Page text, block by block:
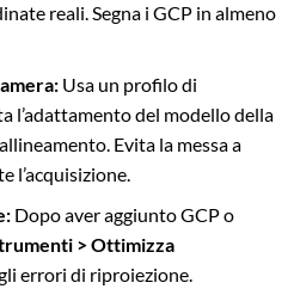
reali. Segna i GCP in almeno
Usa un profilo di
l’adattamento del modello della
Evita la messa a
l’acquisizione.
Dopo aver aggiunto GCP o
> Ottimizza
errori di riproiezione.